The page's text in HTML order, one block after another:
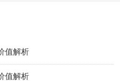
值解析
值解析